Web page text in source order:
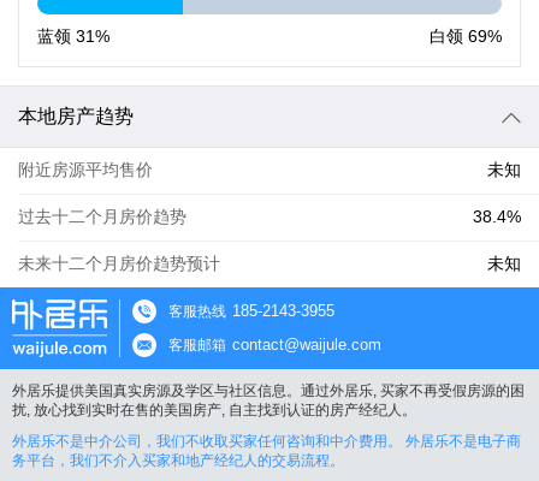
蓝领 31% 白领 69%
本地房产趋势
附近房源平均售价 未知
过去十二个月房价趋势 38.4%
未来十二个月房价趋势预计 未知
客服热线 185-2143-3955
客服邮箱 contact@waijule.com
外居乐提供美国真实房源及学区与社区信息。通过外居乐, 买家不再受假房源的困
扰, 放心找到实时在售的美国房产, 自主找到认证的房产经纪人。
外居乐不是中介公司，我们不收取买家任何咨询和中介费用。 外居乐不是电子商
务平台，我们不介入买家和地产经纪人的交易流程。